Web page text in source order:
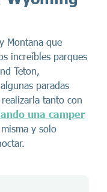
Montana que
increíbles parques
Teton,
paradas
tanto con
una camper
y solo